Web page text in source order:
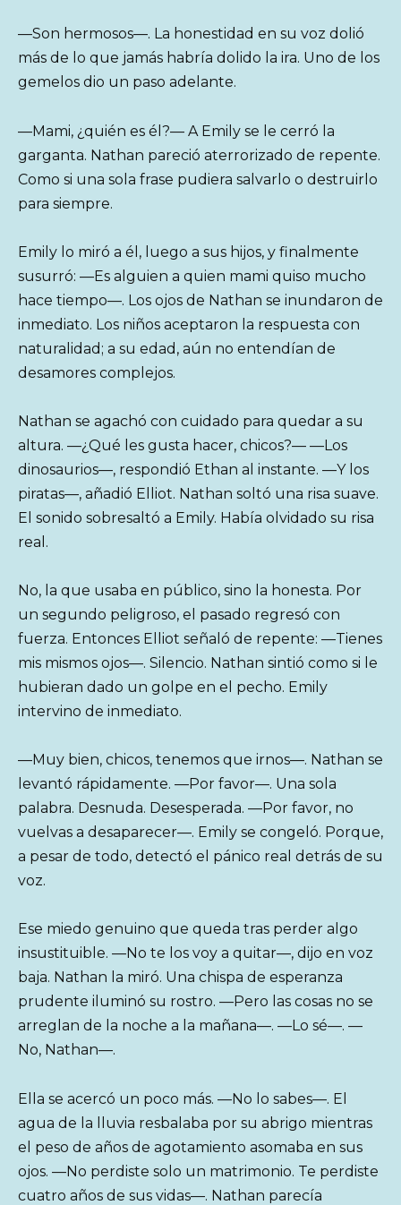
—Son hermosos—. La honestidad en su voz dolió
más de lo que jamás habría dolido la ira. Uno de los
gemelos dio un paso adelante.
—Mami, ¿quién es él?— A Emily se le cerró la
garganta. Nathan pareció aterrorizado de repente.
Como si una sola frase pudiera salvarlo o destruirlo
para siempre.
Emily lo miró a él, luego a sus hijos, y finalmente
susurró: —Es alguien a quien mami quiso mucho
hace tiempo—. Los ojos de Nathan se inundaron de
inmediato. Los niños aceptaron la respuesta con
naturalidad; a su edad, aún no entendían de
desamores complejos.
Nathan se agachó con cuidado para quedar a su
altura. —¿Qué les gusta hacer, chicos?— —Los
dinosaurios—, respondió Ethan al instante. —Y los
piratas—, añadió Elliot. Nathan soltó una risa suave.
El sonido sobresaltó a Emily. Había olvidado su risa
real.
No, la que usaba en público, sino la honesta. Por
un segundo peligroso, el pasado regresó con
fuerza. Entonces Elliot señaló de repente: —Tienes
mis mismos ojos—. Silencio. Nathan sintió como si le
hubieran dado un golpe en el pecho. Emily
intervino de inmediato.
—Muy bien, chicos, tenemos que irnos—. Nathan se
levantó rápidamente. —Por favor—. Una sola
palabra. Desnuda. Desesperada. —Por favor, no
vuelvas a desaparecer—. Emily se congeló. Porque,
a pesar de todo, detectó el pánico real detrás de su
voz.
Ese miedo genuino que queda tras perder algo
insustituible. —No te los voy a quitar—, dijo en voz
baja. Nathan la miró. Una chispa de esperanza
prudente iluminó su rostro. —Pero las cosas no se
arreglan de la noche a la mañana—. —Lo sé—. —
No, Nathan—.
Ella se acercó un poco más. —No lo sabes—. El
agua de la lluvia resbalaba por su abrigo mientras
el peso de años de agotamiento asomaba en sus
ojos. —No perdiste solo un matrimonio. Te perdiste
cuatro años de sus vidas—. Nathan parecía